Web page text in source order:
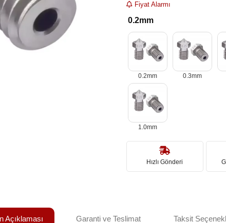
Fiyat Alarmı
0.2mm
0.2mm 0.3mm
1.0mm
Hızlı Gönderi
Açıklaması Garanti ve Teslimat Taksit